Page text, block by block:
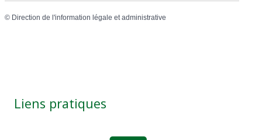
© Direction de l'information légale et administrative
Liens pratiques